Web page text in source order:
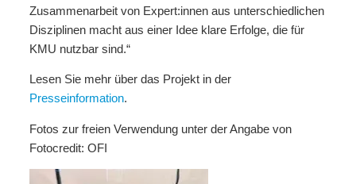
Zusammenarbeit von Expert:innen aus unterschiedlichen
Disziplinen macht aus einer Idee klare Erfolge, die für
KMU nutzbar sind.“
Lesen Sie mehr über das Projekt in der
Presseinformation.
Fotos zur freien Verwendung unter der Angabe von
Fotocredit: OFI